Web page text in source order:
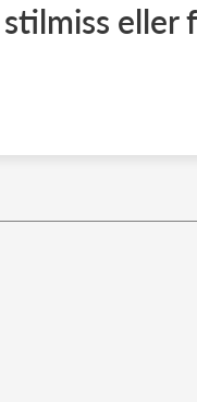
stilmiss eller